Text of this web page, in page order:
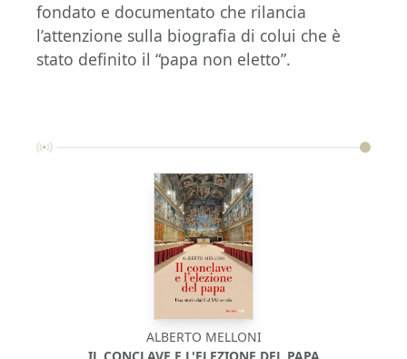
fondato e documentato che rilancia
l’attenzione sulla biografia di colui che è
stato definito il “papa non eletto”.
ALBERTO MELLONI